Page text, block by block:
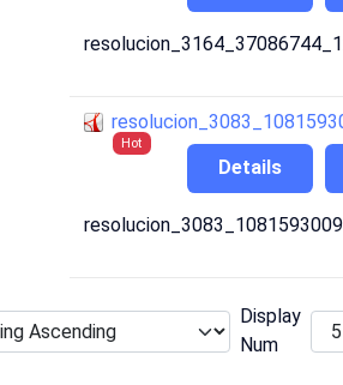
Hot
Details
Display
Num